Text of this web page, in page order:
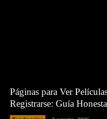
Páginas para Ver
Registrarse: Guía